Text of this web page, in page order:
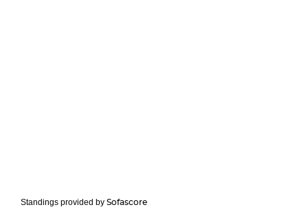
Standings provided by Sofascore